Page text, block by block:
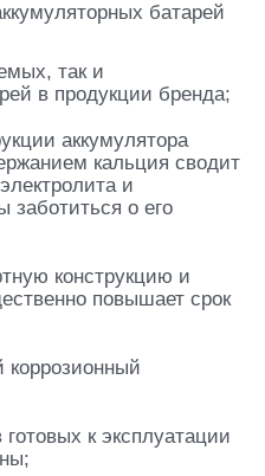
батарей
так и
в продукции бренда;
аккумулятора
кальция сводит
и
заботиться о его
конструкцию и
повышает срок
готовых к эксплуатации